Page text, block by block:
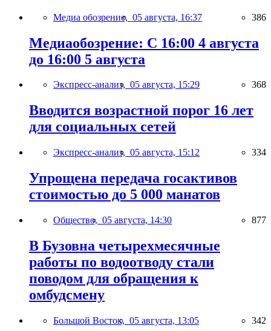
Медиа обозрение, 05 августа, 16:37 386
Медиаобозрение: С 16:00 4 августа
до 16:00 5 августа
Экспресс-анализ, 05 августа, 15:29 368
Вводится возрастной порог 16 лет
для социальных сетей
Экспресс-анализ, 05 августа, 15:12 334
Упрощена передача госактивов
стоимостью до 5 000 манатов
Общество, 05 августа, 14:30 877
В Бузовна четырехмесячные
работы по водоотводу стали
поводом для обращения к
омбудсмену
Большой Восток, 05 августа, 13:05 342